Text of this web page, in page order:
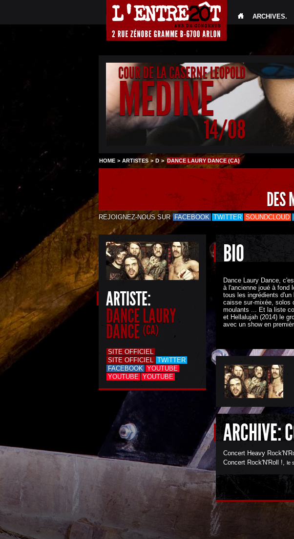
ARCHIVES.
COUR DE LA CASERNE LEOPOLD
MEDINE
14/08
HOME > ARTISTES > D > DANCE LAURY DANCE (CA)
DES
REJOIGNEZ-NOUS SUR FACEBOOK TWITTER SOUNDCLOUD
ARTISTE:
DANCE LAURY
DANCE (CA)
SITE OFFICIEL
SITE OFFICIEL TWITTER
FACEBOOK YOUTUBE
YOUTUBE YOUTUBE
BIO
Dance Laury Dance,
à l'ancienne joué à fond
tous les ingrédients
caisse sur-mixée, solos
moulants ... Et la liste
et Hellalujah (2014) le
avec un show en
ARCHIVE:
Concert Heavy
Concert Rock'N'Roll !, le